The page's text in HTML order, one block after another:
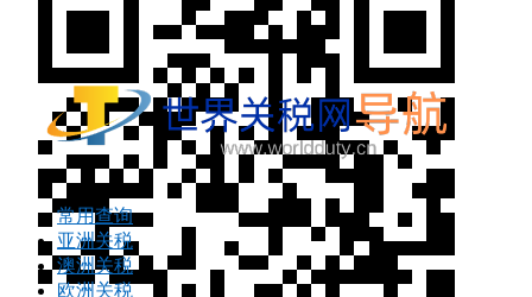
常用查询
亚洲关税
澳洲关税
欧洲关税